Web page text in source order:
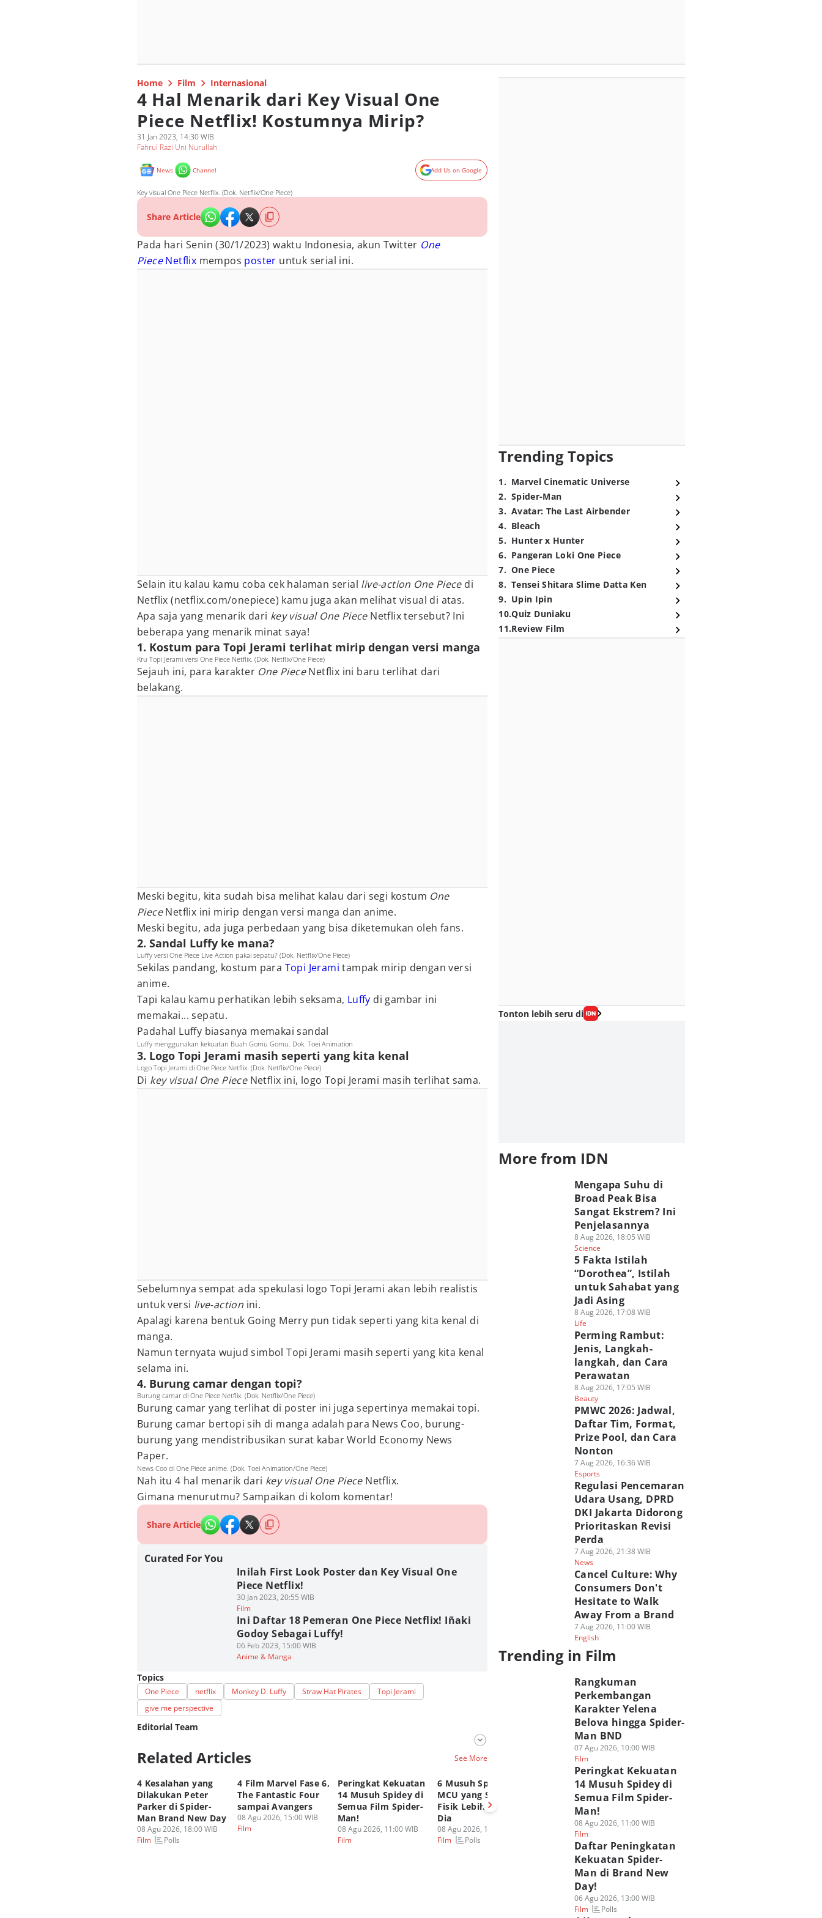
Home Film Internasional
4 Hal Menarik dari Key Visual One
Piece Netflix! Kostumnya Mirip?
31 Jan 2023, 14:30 WIB
Fahrul Razi Uni Nurullah
News Channel Add Us on Google
Key visual One Piece Netflix. (Dok. Netflix/One Piece)
Share Article
Pada hari Senin (30/1/2023) waktu Indonesia, akun Twitter One
Piece Netflix mempos poster untuk serial ini.
Selain itu kalau kamu coba cek halaman serial live-action One Piece di
Netflix (netflix.com/onepiece) kamu juga akan melihat visual di atas.
Apa saja yang menarik dari key visual One Piece Netflix tersebut? Ini
beberapa yang menarik minat saya!
1. Kostum para Topi Jerami terlihat mirip dengan versi manga
Kru Topi Jerami versi One Piece Netflix. (Dok. Netflix/One Piece)
Sejauh ini, para karakter One PieceNetflix ini baru terlihat dari
belakang.
Meski begitu, kita sudah bisa melihat kalau dari segi kostum One
PieceNetflix ini mirip dengan versi manga dan anime.
Meski begitu, ada juga perbedaan yang bisa diketemukan oleh fans.
2. Sandal Luffy ke mana?
Luffy versi One Piece Live Action pakai sepatu? (Dok. Netflix/One Piece)
Sekilas pandang, kostum para Topi Jerami tampak mirip dengan versi
anime.
Tapi kalau kamu perhatikan lebih seksama, Luffy di gambar ini
memakai... sepatu.
Padahal Luffy biasanya memakai sandal
Luffy menggunakan kekuatan Buah Gomu Gomu. Dok. Toei Animation
3. Logo Topi Jerami masih seperti yang kita kenal
Logo Topi Jerami di One Piece Netflix. (Dok. Netflix/One Piece)
Di key visual One Piece Netflix ini, logo Topi Jerami masih terlihat sama.
Sebelumnya sempat ada spekulasi logo Topi Jerami akan lebih realistis
untuk versi live-action ini.
Apalagi karena bentuk Going Merry pun tidak seperti yang kita kenal di
manga.
Namun ternyata wujud simbol Topi Jerami masih seperti yang kita kenal
selama ini.
4. Burung camar dengan topi?
Burung camar di One Piece Netflix. (Dok. Netflix/One Piece)
Burung camar yang terlihat di poster ini juga sepertinya memakai topi.
Burung camar bertopi sih di manga adalah para News Coo, burung-
burung yang mendistribusikan surat kabar World Economy News
Paper.
News Coo di One Piece anime. (Dok. Toei Animation/One Piece)
Nah itu 4 hal menarik dari key visual One PieceNetflix.
Gimana menurutmu? Sampaikan di kolom komentar!
Share Article
Curated For You
Inilah First Look Poster dan Key Visual One
Piece Netflix!
30 Jan 2023, 20:55 WIB
Film
Ini Daftar 18 Pemeran One Piece Netflix! Iñaki
Godoy Sebagai Luffy!
06 Feb 2023, 15:00 WIB
Anime & Manga
Topics
One Piece netflix Monkey D. Luffy Straw Hat Pirates
Topi Jerami
give me perspective
Editorial Team
Editor
Fahrul Razi Uni Nurullah
Editor
Fahreza Murnanda
Related Articles See More
4 Kesalahan yang
Dilakukan Peter
Parker di Spider-
Man Brand New Day
08 Agu 2026, 18:00 WIB
Film
Polls
4 Film Marvel Fase 6,
The Fantastic Four
sampai Avangers
08 Agu 2026, 15:00 WIB
Film
Peringkat Kekuatan
14 Musuh Spidey di
Semua Film Spider-
Man!
08 Agu 2026, 11:00 WIB
Film
6 Musuh Spider-Man
MCU yang Secara
Fisik Lebih Kuat dari
Dia
08 Agu 2026, 10:00 WIB
Film
Polls
4 Keunggulan
Strategis Yelena
Belova Marvel
Berkantor di
Pemandian
07 Agu 2026, 14:00 WIB
Polls
3 Hero Film Marvel
yang Ternyata
Terlalu Kuat untuk
Dilawan Punisher!
07 Agu 2026, 12:00 WIB
Film
Trending Topics
1. Marvel Cinematic Universe
2. Spider-Man
3. Avatar: The Last Airbender
4. Bleach
5. Hunter x Hunter
6. Pangeran Loki One Piece
7. One Piece
8. Tensei Shitara Slime Datta Ken
9. Upin Ipin
10.Quiz Duniaku
11.Review Film
Tonton lebih seru di
More from IDN
Mengapa Suhu di
Broad Peak Bisa
Sangat Ekstrem? Ini
Penjelasannya
8 Aug 2026, 18:05 WIB
Science
5 Fakta Istilah
“Dorothea”, Istilah
untuk Sahabat yang
Jadi Asing
8 Aug 2026, 17:08 WIB
Life
Perming Rambut:
Jenis, Langkah-
langkah, dan Cara
Perawatan
8 Aug 2026, 17:05 WIB
Beauty
PMWC 2026: Jadwal,
Daftar Tim, Format,
Prize Pool, dan Cara
Nonton
7 Aug 2026, 16:36 WIB
Esports
Regulasi Pencemaran
Udara Usang, DPRD
DKI Jakarta Didorong
Prioritaskan Revisi
Perda
7 Aug 2026, 21:38 WIB
News
Cancel Culture: Why
Consumers Don't
Hesitate to Walk
Away From a Brand
7 Aug 2026, 11:00 WIB
English
Trending in Film
Rangkuman
Perkembangan
Karakter Yelena
Belova hingga Spider-
Man BND
07 Agu 2026, 10:00 WIB
Film
Peringkat Kekuatan
14 Musuh Spidey di
Semua Film Spider-
Man!
08 Agu 2026, 11:00 WIB
Film
Daftar Peningkatan
Kekuatan Spider-
Man di Brand New
Day!
06 Agu 2026, 13:00 WIB
Film
Polls